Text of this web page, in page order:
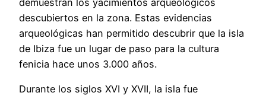
descubiertos en la zona. Estas evidencias
arqueológicas han permitido descubrir que la isla
de Ibiza fue un lugar de paso para la cultura
fenicia hace unos 3.000 años.
Durante los siglos XVI y XVII, la isla fue